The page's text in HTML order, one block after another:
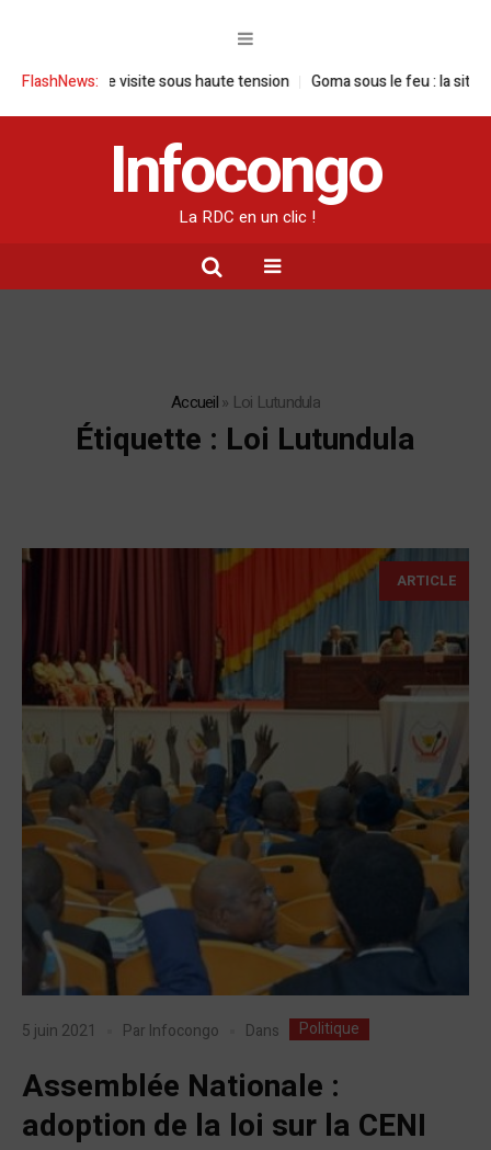
FlashNews:
: une visite sous haute tension Goma sous le feu : la situation
Infocongo
La RDC en un clic !
Accueil» Loi Lutundula
Étiquette : Loi Lutundula
ARTICLE
5 juin 2021 Par Infocongo Dans Politique
Assemblée Nationale :
adoption de la loi sur la CENI